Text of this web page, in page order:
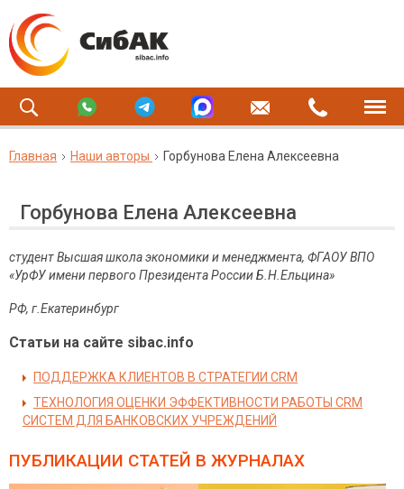
Главная Наши авторы Горбунова Елена Алексеевна
Горбунова Елена Алексеевна
студент Высшая школа экономики и менеджмента, ФГАОУ ВПО
«УрФУ имени первого Президента России Б.Н.Ельцина»
РФ, г.Екатеринбург
Статьи на сайте sibac.info
ПОДДЕРЖКА КЛИЕНТОВ В СТРАТЕГИИ CRM
ТЕХНОЛОГИЯ ОЦЕНКИ ЭФФЕКТИВНОСТИ РАБОТЫ CRM
СИСТЕМ ДЛЯ БАНКОВСКИХ УЧРЕЖДЕНИЙ
ПУБЛИКАЦИИ СТАТЕЙ В ЖУРНАЛАХ